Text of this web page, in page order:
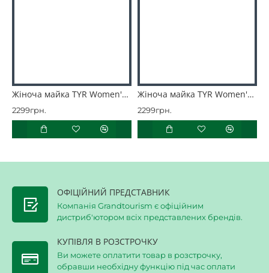
Жіноча майка TYR Women's ClimaDry Crop Tech Tank – Solid
2299грн.
Жіноча майка TYR Women's ClimaDry Crop Tech Tank – Solid
2299грн.
ОФІЦІЙНИЙ ПРЕДСТАВНИК
Компанія Grandtourism є офіційним
дистриб'ютором всіх представлених брендів.
КУПІВЛЯ В РОЗСТРОЧКУ
Ви можете оплатити товар в розстрочку,
обравши необхідну функцію під час оплати